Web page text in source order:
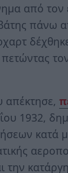
από τον
πάνω
απέκτησε,
1932,
κατά
την